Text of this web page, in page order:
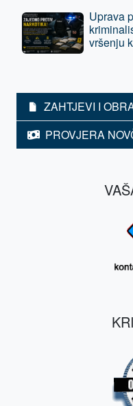
Uprava policije -
vršenju
ZAHTJEVI I
PROVJERA